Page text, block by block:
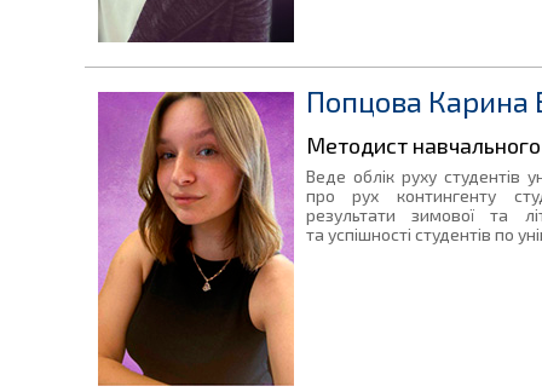
Попцова Карина
Методист навчального
Веде облік руху студентів
про рух контингенту
результати зимової та
та успішності студентів по